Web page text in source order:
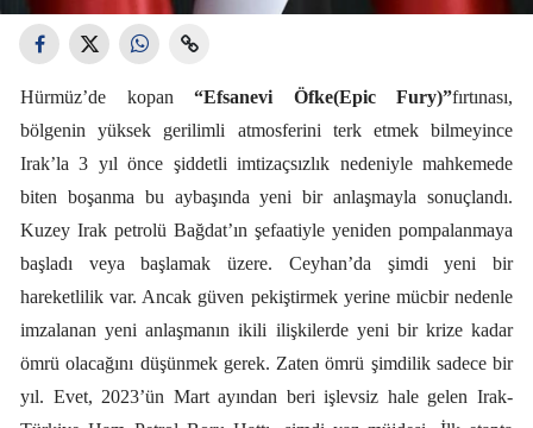
Hürmüz’de kopan “Efsanevi Öfke(Epic Fury)”fırtınası,
bölgenin yüksek gerilimli atmosferini terk etmek bilmeyince
Irak’la 3 yıl önce şiddetli imtizaçsızlık nedeniyle mahkemede
biten boşanma bu aybaşında yeni bir anlaşmayla sonuçlandı.
Kuzey Irak petrolü Bağdat’ın şefaatiyle yeniden pompalanmaya
başladı veya başlamak üzere. Ceyhan’da şimdi yeni bir
hareketlilik var. Ancak güven pekiştirmek yerine mücbir nedenle
imzalanan yeni anlaşmanın ikili ilişkilerde yeni bir krize kadar
ömrü olacağını düşünmek gerek. Zaten ömrü şimdilik sadece bir
yıl. Evet, 2023’ün Mart ayından beri işlevsiz hale gelen Irak-